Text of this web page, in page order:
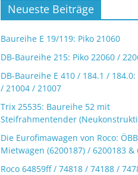
Neueste Beiträge
Baureihe E 19/119: Piko 21060
DB-Baureihe 215: Piko 22060 /
DB-Baureihe E 410 / 184.1 / 184.0:
/ 21004 / 21007
Trix 25535: Baureihe 52 mit
Steifrahmentender
Die Eurofimawagen von Roco:
Mietwagen (6200187) / 6200183 &
Roco 64859ff / 74818 / 74188 /